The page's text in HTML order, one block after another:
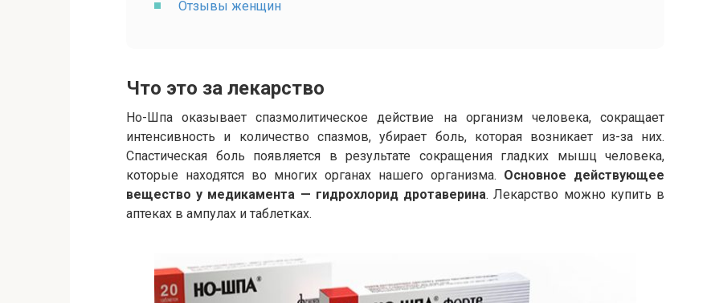
Отзывы женщин
Что это за лекарство
Но-Шпа оказывает спазмолитическое действие на организм человека, сокращает
интенсивность и количество спазмов, убирает боль, которая возникает из-за них.
Спастическая боль появляется в результате сокращения гладких мышц человека,
которые находятся во многих органах нашего организма. Основное действующее
вещество у медикамента — гидрохлорид дротаверина. Лекарство можно купить в
аптеках в ампулах и таблетках.